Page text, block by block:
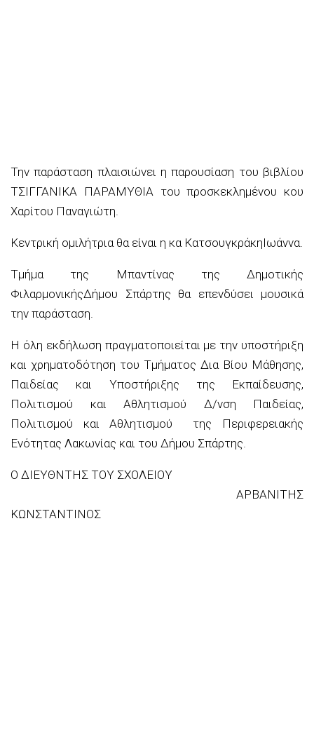
Την παράσταση πλαισιώνει η παρουσίαση του βιβλίου
ΤΣΙΓΓΑΝΙΚΑ ΠΑΡΑΜΥΘΙΑ του προσκεκλημένου κου
Χαρίτου Παναγιώτη.
Κεντρική ομιλήτρια θα είναι η κα ΚατσουγκράκηΙωάννα.
Τμήμα της Μπαντίνας της Δημοτικής
ΦιλαρμονικήςΔήμου Σπάρτης θα επενδύσει μουσικά
την παράσταση.
Η όλη εκδήλωση πραγματοποιείται με την υποστήριξη
και χρηματοδότηση του Τμήματος Δια Βίου Μάθησης,
Παιδείας και Υποστήριξης της Εκπαίδευσης,
Πολιτισμού και Αθλητισμού Δ/νση Παιδείας,
Πολιτισμού και Αθλητισμού της Περιφερειακής
Ενότητας Λακωνίας και του Δήμου Σπάρτης.
Ο ΔΙΕΥΘΝΤΗΣ ΤΟΥ ΣΧΟΛΕΙΟΥ
ΑΡΒΑΝΙΤΗΣ
ΚΩΝΣΤΑΝΤΙΝΟΣ